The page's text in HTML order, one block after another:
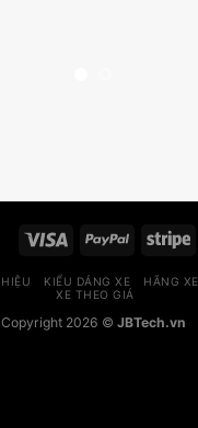
KIỂU DÁNG XE HÃNG XE
XE THEO GIÁ
Copyright 2026 © JBTech.vn